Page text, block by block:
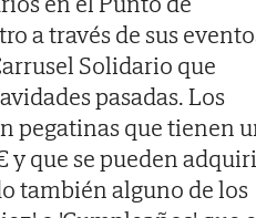
a través de sus
Solidario que
pasadas. Los
pegatinas que tienen
y que se pueden
también alguno de los